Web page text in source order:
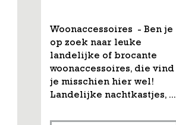
Woonaccessoires - Ben je
op zoek naar leuke
landelijke of brocante
woonaccessoires, die vind
je misschien hier wel!
Landelijke nachtkastjes, ...